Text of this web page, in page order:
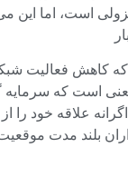
است، اما این
کاهش فعالیت
است که سرمایه
علاقه خود را
بلند مدت